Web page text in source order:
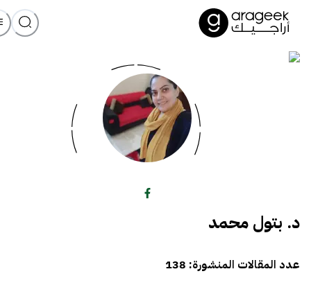
د. بتول محمد
عدد المقالات المنشورة: 138